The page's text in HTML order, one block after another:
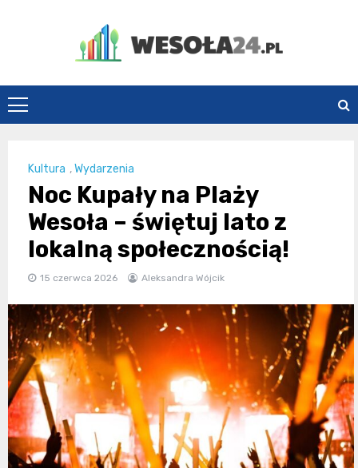
Wesoła24.pl
Kultura ,Wydarzenia
Noc Kupały na Plaży
Wesoła – świętuj lato z
lokalną społecznością!
15 czerwca 2026 Aleksandra Wójcik